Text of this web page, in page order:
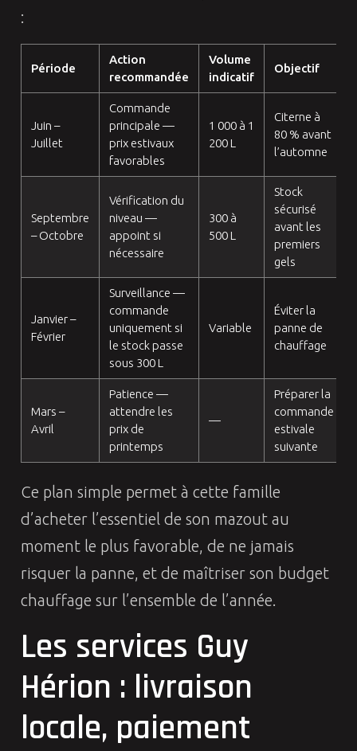
:
Période
Action
recommandée
Volume
indicatif
Objectif
Juin –
Juillet
Commande
principale —
prix estivaux
favorables
1 000 à 1
200 L
Citerne à
80 % avant
l’automne
Septembre
– Octobre
Vérification du
niveau —
appoint si
nécessaire
300 à
500 L
Stock
sécurisé
avant les
premiers
gels
Janvier –
Février
Surveillance —
commande
uniquement si
le stock passe
sous 300 L
Variable
Éviter la
panne de
chauffage
Mars –
Avril
Patience —
attendre les
prix de
printemps
—
Préparer la
commande
estivale
suivante
Ce plan simple permet à cette famille
d’acheter l’essentiel de son mazout au
moment le plus favorable, de ne jamais
risquer la panne, et de maîtriser son budget
chauffage sur l’ensemble de l’année.
Les services Guy
Hérion : livraison
locale, paiement